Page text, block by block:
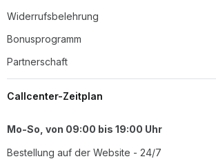
Widerrufsbelehrung
Bonusprogramm
Partnerschaft
Callcenter-Zeitplan
Mo-So, von 09:00 bis 19:00 Uhr
Bestellung auf der Website - 24/7